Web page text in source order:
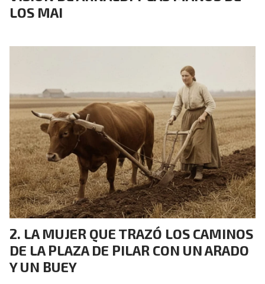
LOS MAI
LA MUJER QUE TRAZÓ LOS CAMINOS
DE LA PLAZA DE PILAR CON UN ARADO
Y UN BUEY